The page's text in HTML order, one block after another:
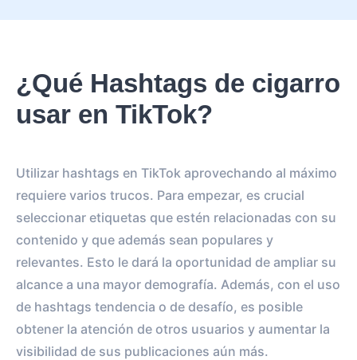
¿Qué Hashtags de cigarro
usar en TikTok?
Utilizar hashtags en TikTok aprovechando al máximo
requiere varios trucos. Para empezar, es crucial
seleccionar etiquetas que estén relacionadas con su
contenido y que además sean populares y
relevantes. Esto le dará la oportunidad de ampliar su
alcance a una mayor demografía. Además, con el uso
de hashtags tendencia o de desafío, es posible
obtener la atención de otros usuarios y aumentar la
visibilidad de sus publicaciones aún más.